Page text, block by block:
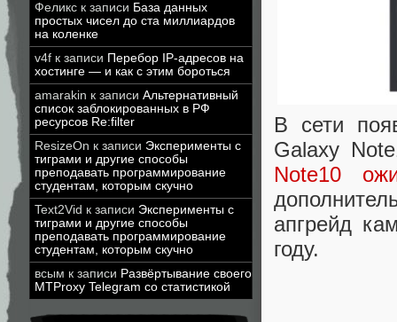
Феликс к записи База данных
простых чисел до ста миллиардов
на коленке
v4f к записи Перебор IP-адресов на
хостинге — и как с этим бороться
amarakin к записи Альтернативный
список заблокированных в РФ
ресурсов Re:filter
ResizeOn к записи Эксперименты с
тиграми и другие способы
преподавать программирование
студентам, которым скучно
Text2Vid к записи Эксперименты с
тиграми и другие способы
преподавать программирование
студентам, которым скучно
всым к записи Развёртывание своего
MTProxy Telegram со статистикой
В сети
Galaxy
Note10
апгрейд
году.